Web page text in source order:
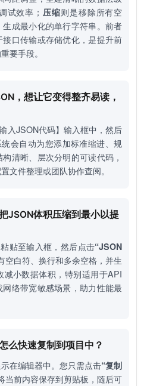
试效率； 压缩则是移除所有空
成最小化的单行字符串。前者
口传输或存储优化，是提升前
要手段。
，想让它变得整齐易读，
入JSON代码】输入框中，然后
会自动为您添加标准缩进、规
清晰、层次分明的可读代码，
文件整理或团队协作查阅。
JSON体积压缩到最小以提
贴至输入框，然后点击“JSON
空白符、换行和多余空格，并生
减小数据体积，特别适用于API
络带宽敏感场景，助力性能最
么快速复制到项目中？
在编辑器中。您只需点击“复制
当前内容保存到剪贴板，随后可